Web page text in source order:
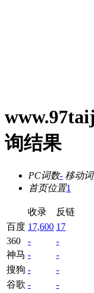
询结果
PC词数- 移动
首页位置1
收录
反链
百度 17,600 17
360
-
-
神马 -
-
搜狗 -
-
谷歌 - -